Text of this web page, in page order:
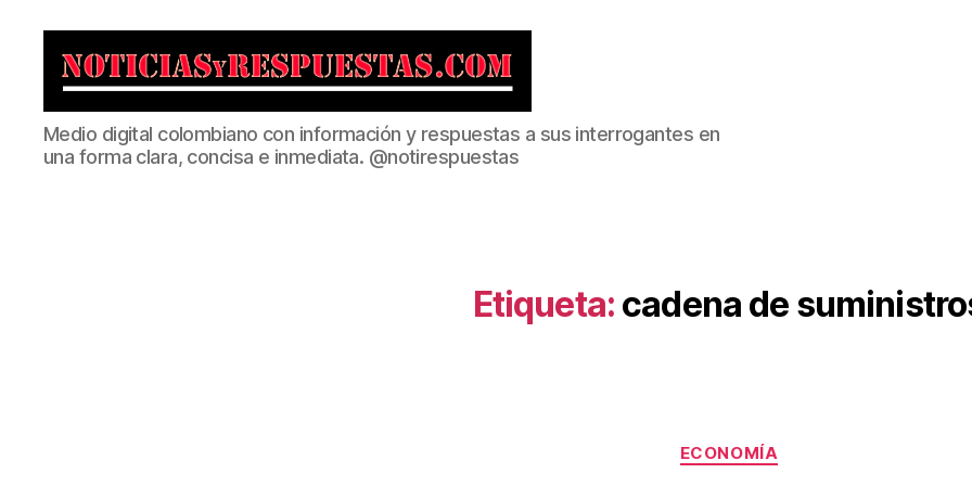
Noticias
y
Respuestas
Medio digital colombiano con información y respuestas a sus interrogantes en
una forma clara, concisa e inmediata. @notirespuestas
Etiqueta: cadena de
Categorías
ECONOMÍA